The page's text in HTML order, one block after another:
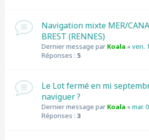
Navigation mixte MER/
BREST (RENNES)
Dernier message par Koala «ven.
Réponses : 5
Le Lot fermé en mi
naviguer ?
Dernier message par Koala «mar.
Réponses : 3